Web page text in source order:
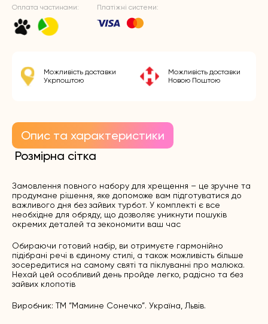
Оплата частинами: Платіжні системи:
Можливість доставки
Укрпоштою
Можливість доставки
Новою Поштою
Опис та характеристики
Розмірна сітка
Замовлення повного набору для хрещення – це зручне та
продумане рішення, яке допоможе вам підготуватися до
важливого дня без зайвих турбот. У комплекті є все
необхідне для обряду, що дозволяє уникнути пошуків
окремих деталей та зекономити ваш час
Обираючи готовий набір, ви отримуєте гармонійно
підібрані речі в єдиному стилі, а також можливість більше
зосередитися на самому святі та піклуванні про малюка.
Нехай цей особливий день пройде легко, радісно та без
зайвих клопотів
Виробник: ТМ “Мамине Сонечко”. Україна, Львів.